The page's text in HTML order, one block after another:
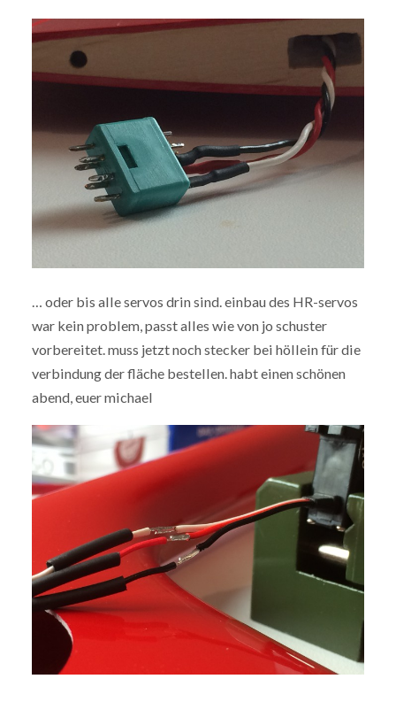
… oder bis alle servos drin sind. einbau des HR-servos
war kein problem, passt alles wie von jo schuster
vorbereitet. muss jetzt noch stecker bei höllein für die
verbindung der fläche bestellen. habt einen schönen
abend, euer michael